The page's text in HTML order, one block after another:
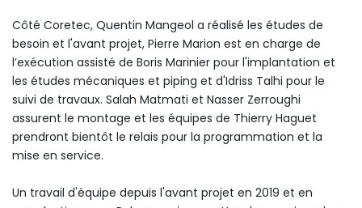
Côté Coretec, Quentin Mangeol a réalisé les études de
besoin et l'avant projet, Pierre Marion est en charge de
l’exécution assisté de Boris Marinier pour l'implantation et
les études mécaniques et piping et d'Idriss Talhi pour le
suivi de travaux. Salah Matmati et Nasser Zerroughi
assurent le montage et les équipes de Thierry Haguet
prendront bientôt le relais pour la programmation et la
mise en service.
Un travail d'équipe depuis l'avant projet en 2019 et en